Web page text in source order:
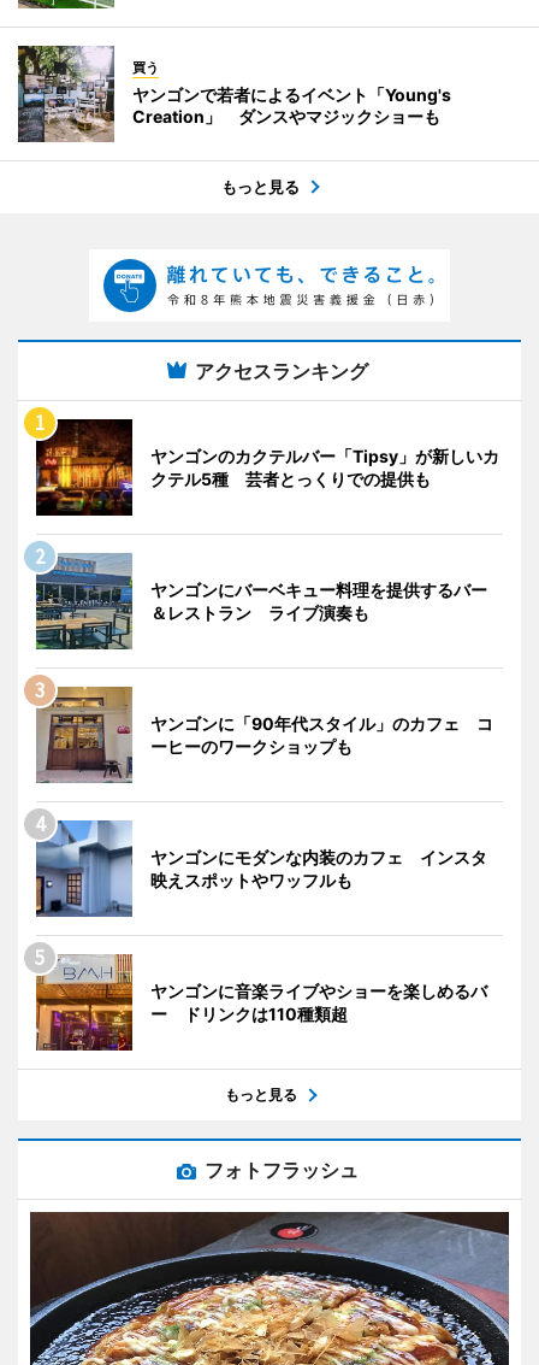
買う
ヤンゴンで若者によるイベント「Young's
Creation」 ダンスやマジックショーも
もっと見る
アクセスランキング
ヤンゴンのカクテルバー「Tipsy」が新しいカ
クテル5種 芸者とっくりでの提供も
ヤンゴンにバーベキュー料理を提供するバー
＆レストラン ライブ演奏も
ヤンゴンに「90年代スタイル」のカフェ コ
ーヒーのワークショップも
ヤンゴンにモダンな内装のカフェ インスタ
映えスポットやワッフルも
ヤンゴンに音楽ライブやショーを楽しめるバ
ー ドリンクは110種類超
もっと見る
フォトフラッシュ